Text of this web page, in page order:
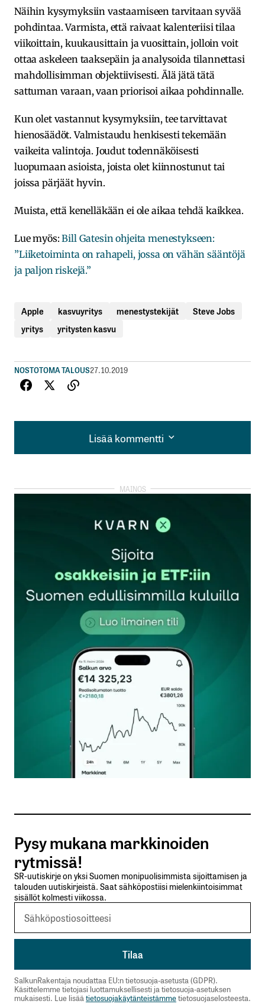
Näihin kysymyksiin vastaamiseen tarvitaan syvää
pohdintaa. Varmista, että raivaat kalenteriisi tilaa
viikoittain, kuukausittain ja vuosittain, jolloin voit
ottaa askeleen taaksepäin ja analysoida tilannettasi
mahdollisimman objektiivisesti. Älä jätä tätä
sattuman varaan, vaan priorisoi aikaa pohdinnalle.
Kun olet vastannut kysymyksiin, tee tarvittavat
hienosäädöt. Valmistaudu henkisesti tekemään
vaikeita valintoja. Joudut todennäköisesti
luopumaan asioista, joista olet kiinnostunut tai
joissa pärjäät hyvin.
Muista, että kenelläkään ei ole aikaa tehdä kaikkea.
Lue myös:Bill Gatesin ohjeita menestykseen:
”Liiketoiminta on rahapeli, jossa on vähän sääntöjä
ja paljon riskejä.”
Apple kasvuyritys menestystekijät
Steve Jobs
yritys
yritysten kasvu
NOSTOTOMA TALOUS27.10.2019
Lisää kommentti
Lisää kommentti
kirjautua
rekisteröityä
Sähköpostiosoitettasi ei julkaista.Pakolliset
kentät on merkitty*
Kommentti*
Nimesi tai nimimerkkisi
Sähköpostiosoitteesi
Tilaa SalkunRakentajan uutiskirje
Lähetä kommentti
Pysy mukana markkinoiden
rytmissä!
SR-uutiskirje on yksi Suomen monipuolisimmista sijoittamisen ja
talouden uutiskirjeistä. Saat sähköpostiisi mielenkiintoisimmat
sisällöt kolmesti viikossa.
SalkunRakentaja noudattaa EU:n tietosuoja-asetusta (GDPR).
Käsittelemme tietojasi luottamuksellisesti ja tietosuoja-asetuksen
mukaisesti. Lue lisää tietosuojakäytänteistämmetietosuojaselosteesta.